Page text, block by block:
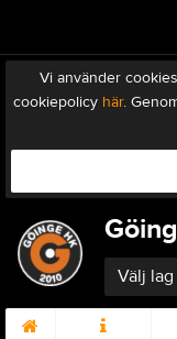
Vi använder
cookiepolicy här.
Välj lag